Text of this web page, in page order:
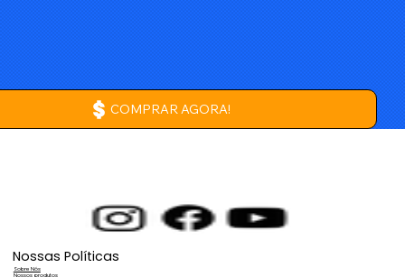
COMPRAR AGORA!
Nossas Políticas
Nossos produtos
Sobre Nós